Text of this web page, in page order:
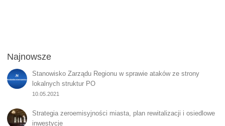
Najnowsze
Stanowisko Zarządu Regionu w sprawie ataków ze strony
lokalnych struktur PO
10.05.2021
Strategia zeroemisyjności miasta, plan rewitalizacji i osiedlowe
inwestycje